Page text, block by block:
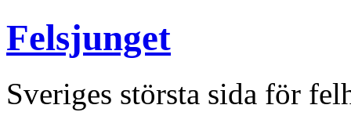
Felsjunget
Sveriges största sida för